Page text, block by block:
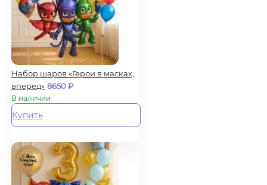
Набор шаров «Герои в масках,
вперед» 8650₽
В наличии
Купить